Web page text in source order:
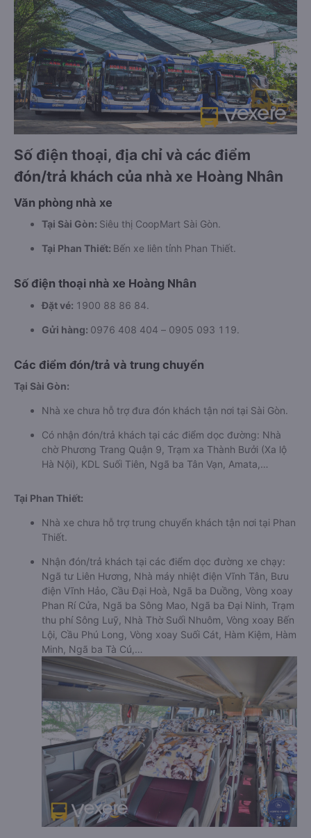
Số điện thoại, địa chỉ và các điểm
đón/trả khách của nhà xe Hoàng Nhân
Văn phòng nhà xe
Tại Sài Gòn: Siêu thị CoopMart Sài Gòn.
Tại Phan Thiết: Bến xe liên tỉnh Phan Thiết.
Số điện thoại nhà xe Hoàng Nhân
Đặt vé: 1900 88 86 84.
Gửi hàng: 0976 408 404 – 0905 093 119.
Các điểm đón/trả và trung chuyển
Tại Sài Gòn:
Nhà xe chưa hỗ trợ đưa đón khách tận nơi tại Sài Gòn.
Có nhận đón/trả khách tại các điểm dọc đường: Nhà
chờ Phương Trang Quận 9, Trạm xa Thành Bưởi (Xa lộ
Hà Nội), KDL Suối Tiên, Ngã ba Tân Vạn, Amata,…
Tại Phan Thiết:
Nhà xe chưa hỗ trợ trung chuyển khách tận nơi tại Phan
Thiết.
Nhận đón/trả khách tại các điểm dọc đường xe chạy:
Ngã tư Liên Hương, Nhà máy nhiệt điện Vĩnh Tân, Bưu
điện Vĩnh Hảo, Cầu Đại Hoà, Ngã ba Duồng, Vòng xoay
Phan Rí Cửa, Ngã ba Sông Mao, Ngã ba Đại Ninh, Trạm
thu phí Sông Luỹ, Nhà Thờ Suối Nhuôm, Vòng xoay Bến
Lội, Cầu Phú Long, Vòng xoay Suối Cát, Hàm Kiệm, Hàm
Minh, Ngã ba Tà Cú,…